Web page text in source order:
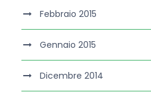
Febbraio 2015
Gennaio 2015
Dicembre 2014